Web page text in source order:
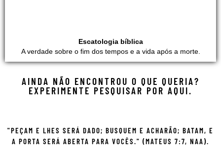
Escatologia bíblica
A verdade sobre o fim dos tempos e a vida após a morte.
AINDA NÃO ENCONTROU O QUE QUERIA?
EXPERIMENTE PESQUISAR POR AQUI.
"PEÇAM E LHES SERÁ DADO; BUSQUEM E ACHARÃO; BATAM, E
A PORTA SERÁ ABERTA PARA VOCÊS." (MATEUS 7:7, NAA).